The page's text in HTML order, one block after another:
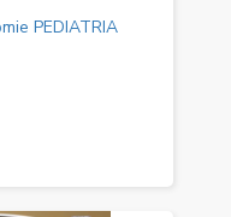
PEDIATRIA